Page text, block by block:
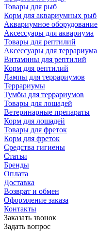
Товары для рыб
Корм для аквариумных рыб
Аквариумное оборудование
Аксессуары для аквариума
Товары для рептилий
Аксессуары для террариума
Витамины для рептилий
Корм для рептилий
Лампы для террариумов
Террариумы
Тумбы для террариумов
Товары для лошадей
Ветеринарные препараты
Корм для лошадей
Товары для фреток
Корм для фреток
Средства гигиены
Статьи
Бренды
Оплата
Доставка
Возврат и обмен
Оформление заказа
Контакты
Заказать звонок
Задать вопрос